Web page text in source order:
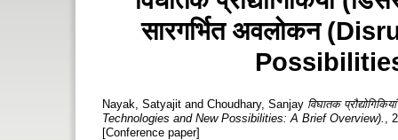
सारगर्भित अवलोकन
Nayak, Satyajit and Choudhary, Sanjay विघातक
Technologies and New Possibilities: A Brief Overview).
,
[Conference paper]